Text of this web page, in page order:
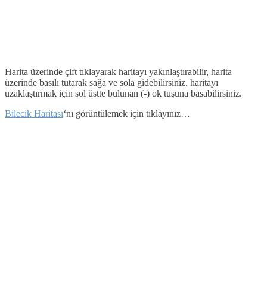
Harita üzerinde çift tıklayarak haritayı yakınlaştırabilir, harita
üzerinde basılı tutarak sağa ve sola gidebilirsiniz. haritayı
uzaklaştırmak için sol üstte bulunan (-) ok tuşuna basabilirsiniz.
Bilecik Haritası‘nı görüntülemek için tıklayınız…